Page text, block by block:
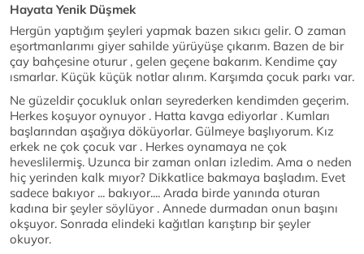
Hayata Yenik Düşmek
Hergün yaptığım şeyleri yapmak bazen sıkıcı gelir. O zaman
eşortmanlarımı giyer sahilde yürüyüşe çıkarım. Bazen de bir
çay bahçesine oturur , gelen geçene bakarım. Kendime çay
ısmarlar. Küçük küçük notlar alırım. Karşımda çocuk parkı var.
Ne güzeldir çocukluk onları seyrederken kendimden geçerim.
Herkes koşuyor oynuyor . Hatta kavga ediyorlar . Kumları
başlarından aşağıya döküyorlar. Gülmeye başlıyorum. Kız
erkek ne çok çocuk var . Herkes oynamaya ne çok
heveslilermiş. Uzunca bir zaman onları izledim. Ama o neden
hiç yerinden kalk mıyor? Dikkatlice bakmaya başladım. Evet
sadece bakıyor ... bakıyor.... Arada birde yanında oturan
kadına bir şeyler söylüyor . Annede durmadan onun başını
okşuyor. Sonrada elindeki kağıtları karıştırıp bir şeyler
okuyor.